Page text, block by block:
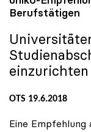
Berufstätigen
einzurichten
OTS 19.6.2018
Eine